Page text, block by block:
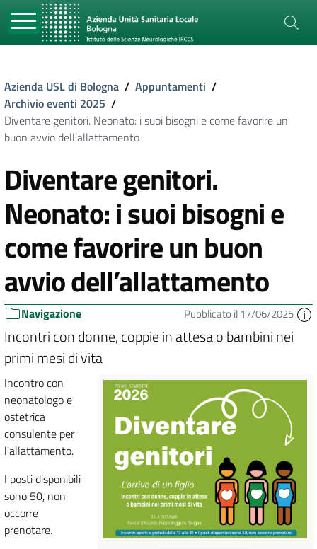
Azienda USL di Bologna / Appuntamenti /
Archivio eventi 2025 /
Diventare genitori. Neonato: i suoi bisogni e come favorire un
buon avvio dell’allattamento
Diventare genitori.
Neonato: i suoi bisogni e
come favorire un buon
avvio dell’allattamento
Navigazione Pubblicato il 17/06/2025
Incontri con donne, coppie in attesa o bambini nei
primi mesi di vita
Incontro con
neonatologo e
ostetrica
consulente per
l'allattamento.
I posti disponibili
sono 50, non
occorre
prenotare.